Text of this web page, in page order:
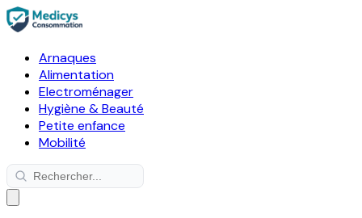
Arnaques
Alimentation
Electroménager
Hygiène & Beauté
Petite enfance
Mobilité